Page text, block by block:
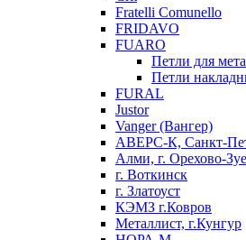
Fratelli Comunello
FRIDAVO
FUARO
Петли для
Петли
FURAL
Justor
Vanger (Вангер)
АВЕРС-К, Санкт-
Алми, г. Орехово-
г. Воткинск
г. Златоуст
КЭМЗ г.Ковров
Металлист, г.Кунгур